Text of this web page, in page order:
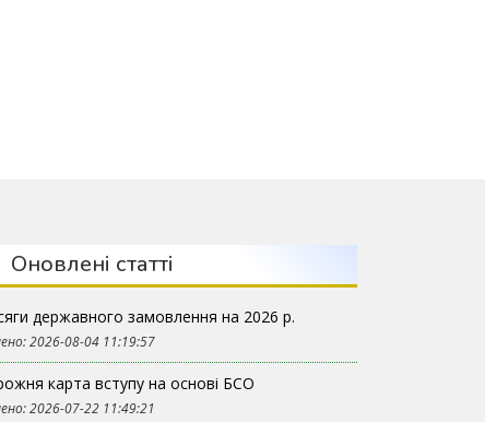
з курсової підготовки
Оновлені статті
державного замовлення на 2026 р.
2026-08-04 11:19:57
карта вступу на основі БСО
2026-07-22 11:49:21